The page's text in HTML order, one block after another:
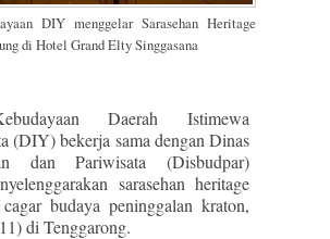
DIY menggelar Sarasehan Heritage
di Hotel Grand Elty Singgasana
Daerah Istimewa
(DIY) bekerja sama dengan Dinas
dan Pariwisata (Disbudpar)
sarasehan heritage
cagar budaya peninggalan kraton,
di Tenggarong.